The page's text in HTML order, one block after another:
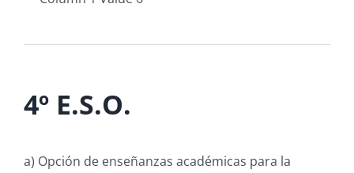
4º E.S.O.
a) Opción de enseñanzas académicas para la